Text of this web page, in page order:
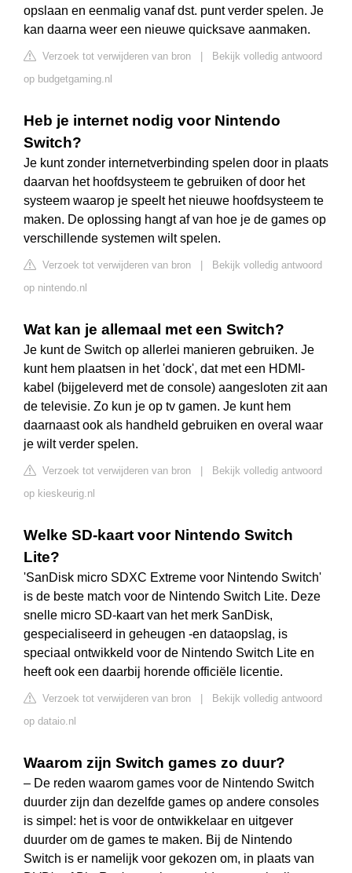
opslaan en eenmalig vanaf dst. punt verder spelen. Je
kan daarna weer een nieuwe quicksave aanmaken.
Verzoek tot verwijderen van bron
Bekijk volledig antwoord
op budgetgaming.nl
Heb je internet nodig voor Nintendo
Switch?
Je kunt zonder internetverbinding spelen door in plaats
daarvan het hoofdsysteem te gebruiken of door het
systeem waarop je speelt het nieuwe hoofdsysteem te
maken. De oplossing hangt af van hoe je de games op
verschillende systemen wilt spelen.
Verzoek tot verwijderen van bron
Bekijk volledig antwoord
op nintendo.nl
Wat kan je allemaal met een Switch?
Je kunt de Switch op allerlei manieren gebruiken. Je
kunt hem plaatsen in het 'dock', dat met een HDMI-
kabel (bijgeleverd met de console) aangesloten zit aan
de televisie. Zo kun je op tv gamen. Je kunt hem
daarnaast ook als handheld gebruiken en overal waar
je wilt verder spelen.
Verzoek tot verwijderen van bron
Bekijk volledig antwoord
op kieskeurig.nl
Welke SD-kaart voor Nintendo Switch
Lite?
'SanDisk micro SDXC Extreme voor Nintendo Switch'
is de beste match voor de Nintendo Switch Lite. Deze
snelle micro SD-kaart van het merk SanDisk,
gespecialiseerd in geheugen -en dataopslag, is
speciaal ontwikkeld voor de Nintendo Switch Lite en
heeft ook een daarbij horende officiële licentie.
Verzoek tot verwijderen van bron
Bekijk volledig antwoord
op dataio.nl
Waarom zijn Switch games zo duur?
– De reden waarom games voor de Nintendo Switch
duurder zijn dan dezelfde games op andere consoles
is simpel: het is voor de ontwikkelaar en uitgever
duurder om de games te maken. Bij de Nintendo
Switch is er namelijk voor gekozen om, in plaats van